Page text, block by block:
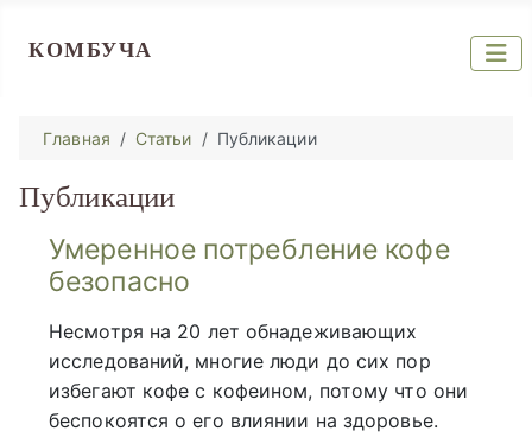
КОМБУЧА
Главная Статьи Публикации
Публикации
Умеренное потребление кофе
безопасно
Несмотря на 20 лет обнадеживающих
исследований, многие люди до сих пор
избегают кофе с кофеином, потому что они
беспокоятся о его влиянии на здоровье.